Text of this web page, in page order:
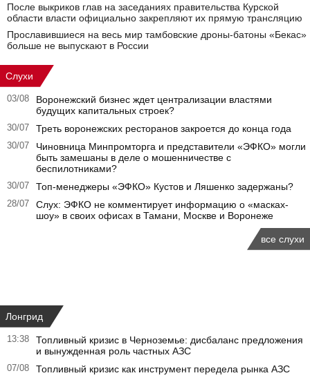
После выкриков глав на заседаниях правительства Курской
области власти официально закрепляют их прямую трансляцию
Прославившиеся на весь мир тамбовские дроны-батоны «Бекас»
больше не выпускают в России
Слухи
03/08
Воронежский бизнес ждет централизации властями
будущих капитальных строек?
30/07 Треть воронежских ресторанов закроется до конца года
30/07
Чиновница Минпромторга и представители «ЭФКО» могли
быть замешаны в деле о мошенничестве с
беспилотниками?
30/07 Топ-менеджеры «ЭФКО» Кустов и Ляшенко задержаны?
28/07
Слух: ЭФКО не комментирует информацию о «масках-
шоу» в своих офисах в Тамани, Москве и Воронеже
все слухи
Лонгрид
13:38
Топливный кризис в Черноземье: дисбаланс предложения
и вынужденная роль частных АЗС
07/08 Топливный кризис как инструмент передела рынка АЗС